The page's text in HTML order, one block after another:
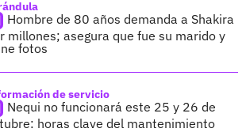
Hombre de 80 años demanda a Shakira
millones; asegura que fue su marido y
fotos
de servicio
Nequi no funcionará este 25 y 26 de
horas clave del mantenimiento